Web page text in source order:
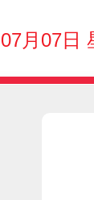
月07日